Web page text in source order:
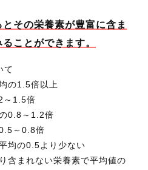
その栄養素が豊富に含ま
ことができます。
て
の1.5倍以上
～1.5倍
0.8～1.2倍
～0.8倍
均の0.5より少ない
含まれない栄養素で平均値の